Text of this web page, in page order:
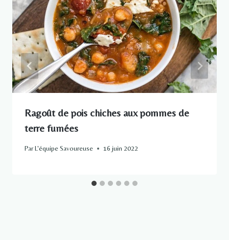
Ragoût de pois chiches aux pommes de
terre fumées
ParL'équipe Savoureuse 16 juin 2022